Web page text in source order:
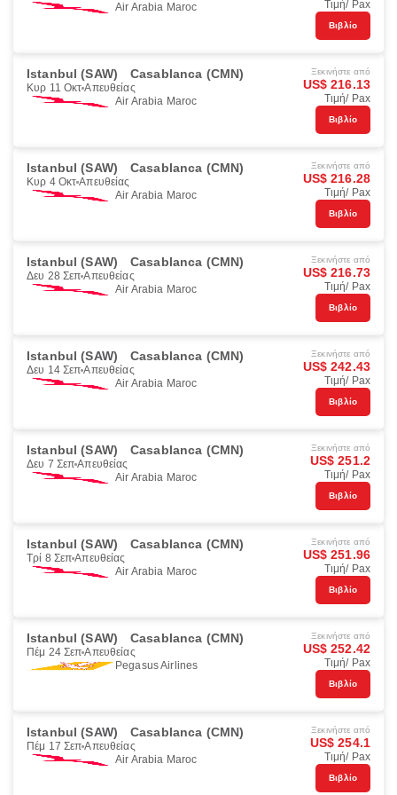
Air Arabia Maroc Τιμή/ Pax
Βιβλίο
Istanbul (SAW) Casablanca (CMN)
Κυρ 11 Οκτ Απευθείας
Air Arabia Maroc
Ξεκινήστε από
US$ 216.13
Τιμή/ Pax
Βιβλίο
Istanbul (SAW) Casablanca (CMN)
Κυρ 4 Οκτ Απευθείας
Air Arabia Maroc
Ξεκινήστε από
US$ 216.28
Τιμή/ Pax
Βιβλίο
Istanbul (SAW) Casablanca (CMN)
Δευ 28 Σεπ Απευθείας
Air Arabia Maroc
Ξεκινήστε από
US$ 216.73
Τιμή/ Pax
Βιβλίο
Istanbul (SAW) Casablanca (CMN)
Δευ 14 Σεπ Απευθείας
Air Arabia Maroc
Ξεκινήστε από
US$ 242.43
Τιμή/ Pax
Βιβλίο
Istanbul (SAW) Casablanca (CMN)
Δευ 7 Σεπ Απευθείας
Air Arabia Maroc
Ξεκινήστε από
US$ 251.2
Τιμή/ Pax
Βιβλίο
Istanbul (SAW) Casablanca (CMN)
Τρί 8 Σεπ Απευθείας
Air Arabia Maroc
Ξεκινήστε από
US$ 251.96
Τιμή/ Pax
Βιβλίο
Istanbul (SAW) Casablanca (CMN)
Πέμ 24 Σεπ Απευθείας
Pegasus Airlines
Ξεκινήστε από
US$ 252.42
Τιμή/ Pax
Βιβλίο
Istanbul (SAW) Casablanca (CMN)
Πέμ 17 Σεπ Απευθείας
Air Arabia Maroc
Ξεκινήστε από
US$ 254.1
Τιμή/ Pax
Βιβλίο